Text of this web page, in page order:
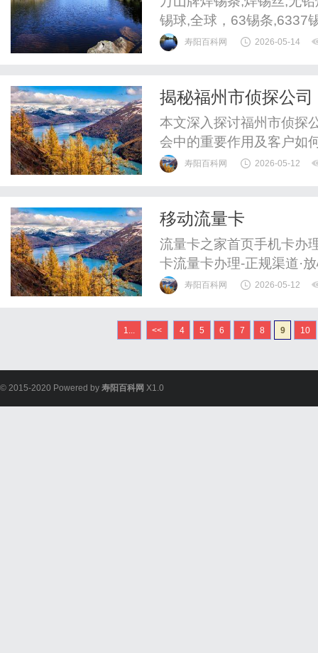
锡球,全球，63锡条,6337
寿阳百科网 2026-05-14
揭秘福州市侦探公
本文深入探讨福州市侦探
会中的重要作用及客户如
益。寿阳百科网 2026-05-12
移动流量卡
流量卡之家首页手机卡办
卡流量卡办理-正规渠道·
流量卡套餐汇总，正规渠
找到适合你的流量卡手机
套餐电信流量卡优惠套餐
寿阳百科网 2026-05-12
1... << 4 5 6 7 8 9 10
© 2015-2020 Powered by 寿阳百科网 X1.0